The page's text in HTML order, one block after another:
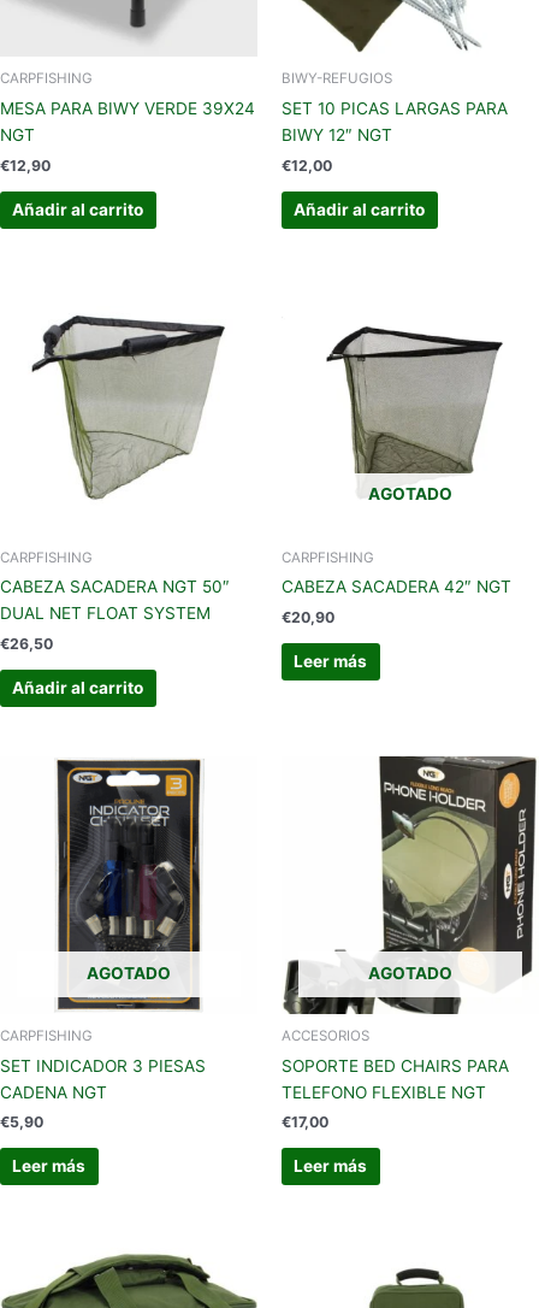
CARPFISHING
MESA PARA BIWY VERDE 39X24
NGT
€12,90
Añadir al carrito
BIWY-REFUGIOS
SET 10 PICAS LARGAS PARA
BIWY 12″ NGT
€12,00
Añadir al carrito
CARPFISHING
CABEZA SACADERA NGT 50″
DUAL NET FLOAT SYSTEM
€26,50
Añadir al carrito
AGOTADO
CARPFISHING
CABEZA SACADERA 42″ NGT
€20,90
Leer más
AGOTADO
CARPFISHING
SET INDICADOR 3 PIESAS
CADENA NGT
€5,90
Leer más
AGOTADO
ACCESORIOS
SOPORTE BED CHAIRS PARA
TELEFONO FLEXIBLE NGT
€17,00
Leer más